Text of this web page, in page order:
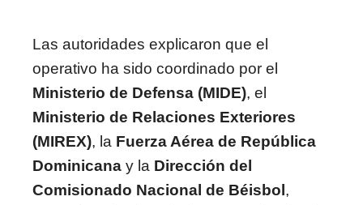
Las autoridades explicaron que el
operativo ha sido coordinado por el
Ministerio de Defensa (MIDE), el
Ministerio de Relaciones Exteriores
(MIREX), la Fuerza Aérea de República
Dominicana y la Dirección del
Comisionado Nacional de Béisbol ,